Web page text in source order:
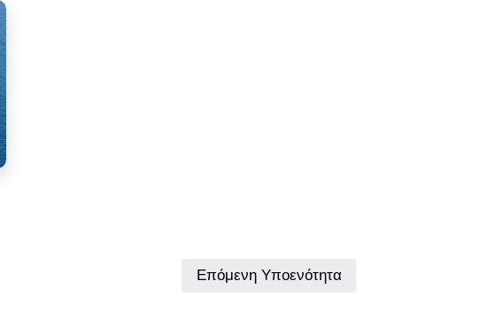
Επόμενη Υποενότητα